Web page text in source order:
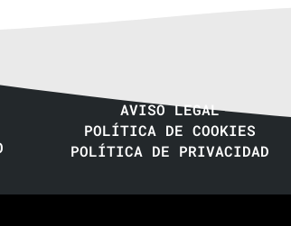
AVISO LEGAL
POLÍTICA DE COOKIES
POLÍTICA DE PRIVACIDAD